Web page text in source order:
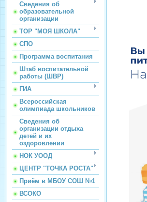
Сведения об
образовательной
организации
ТОР "МОЯ ШКОЛА"
СПО
Программа воспитания
Штаб воспитательной
работы (ШВР)
ГИА
Всероссийская
олимпиада школьников
Сведения об
организации отдыха
детей и их
оздоровлении
НОК УООД
ЦЕНТР "ТОЧКА РОСТА"
Приём в МБОУ СОШ №1
ВСОКО